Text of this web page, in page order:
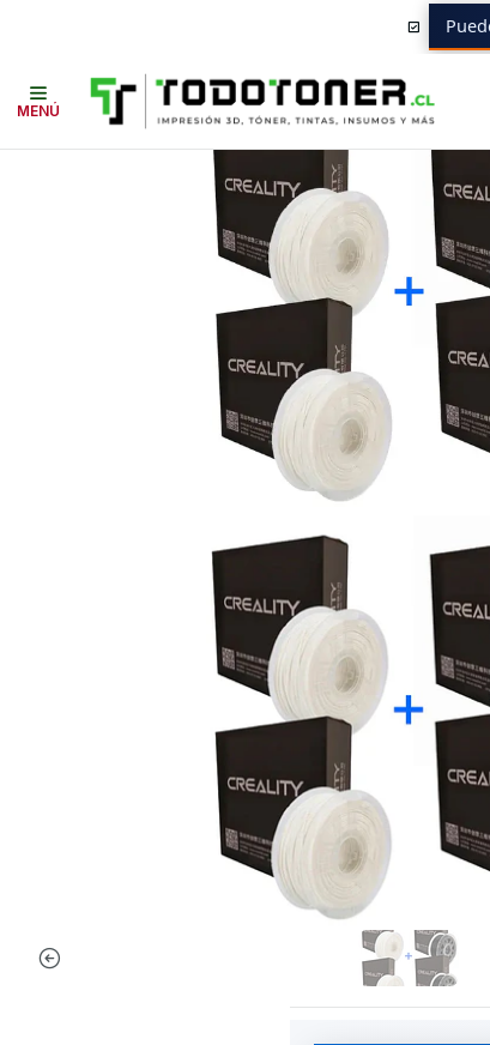
MENÚ
CREALITY